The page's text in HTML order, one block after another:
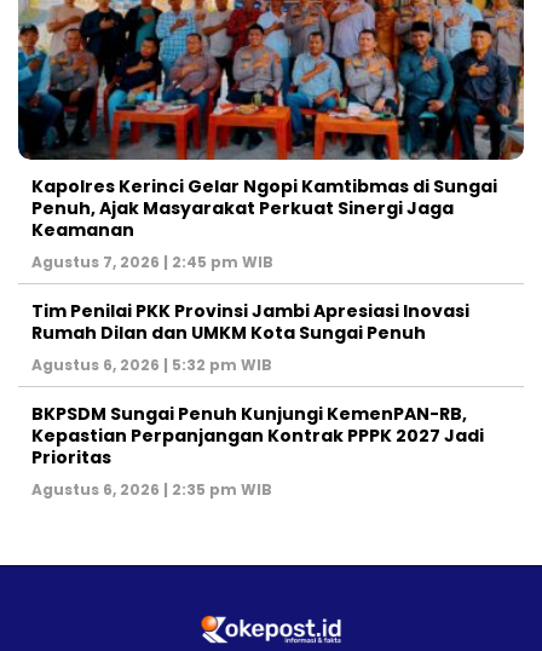
Kapolres Kerinci Gelar Ngopi Kamtibmas di Sungai
Penuh, Ajak Masyarakat Perkuat Sinergi Jaga
Keamanan
Agustus 7, 2026 | 2:45 pm WIB
Tim Penilai PKK Provinsi Jambi Apresiasi Inovasi
Rumah Dilan dan UMKM Kota Sungai Penuh
Agustus 6, 2026 | 5:32 pm WIB
BKPSDM Sungai Penuh Kunjungi KemenPAN-RB,
Kepastian Perpanjangan Kontrak PPPK 2027 Jadi
Prioritas
Agustus 6, 2026 | 2:35 pm WIB